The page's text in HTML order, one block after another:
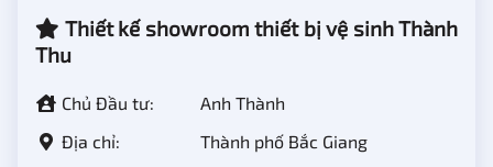
Thiết kế showroom thiết bị vệ sinh Thành
Thu
Chủ Đầu tư:
Anh Thành
Địa chỉ:
Thành phố Bắc Giang